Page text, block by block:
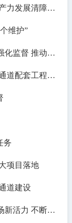
深圳聚焦关键环节跟进监督 为新质生产力发展清障护航
维护”
全省纪检监察机关聚焦群众急难愁盼强化监督 推动为群众办成更多可感可及的实事
深圳紧盯关键环节强化督查 保障深中通道配套工程建设廉洁高效
务
项目落地
道建设
广东纪检监察机关以有力监督激发市场新活力 不断擦亮广东国际一流营商环境“金字招牌”